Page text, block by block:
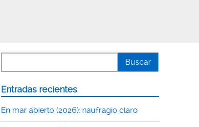
Entradas recientes
En mar abierto (2026): naufragio claro